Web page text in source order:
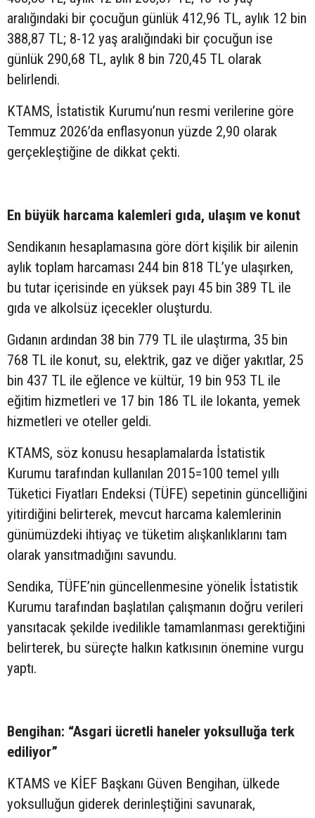
aralığındaki bir çocuğun günlük 412,96 TL, aylık 12 bin
388,87 TL; 8-12 yaş aralığındaki bir çocuğun ise
günlük 290,68 TL, aylık 8 bin 720,45 TL olarak
belirlendi.
KTAMS, İstatistik Kurumu’nun resmi verilerine göre
Temmuz 2026’da enflasyonun yüzde 2,90 olarak
gerçekleştiğine de dikkat çekti.
En büyük harcama kalemleri gıda, ulaşım ve konut
Sendikanın hesaplamasına göre dört kişilik bir ailenin
aylık toplam harcaması 244 bin 818 TL’ye ulaşırken,
bu tutar içerisinde en yüksek payı 45 bin 389 TL ile
gıda ve alkolsüz içecekler oluşturdu.
Gıdanın ardından 38 bin 779 TL ile ulaştırma, 35 bin
768 TL ile konut, su, elektrik, gaz ve diğer yakıtlar, 25
bin 437 TL ile eğlence ve kültür, 19 bin 953 TL ile
eğitim hizmetleri ve 17 bin 186 TL ile lokanta, yemek
hizmetleri ve oteller geldi.
KTAMS, söz konusu hesaplamalarda İstatistik
Kurumu tarafından kullanılan 2015=100 temel yıllı
Tüketici Fiyatları Endeksi (TÜFE) sepetinin güncelliğini
yitirdiğini belirterek, mevcut harcama kalemlerinin
günümüzdeki ihtiyaç ve tüketim alışkanlıklarını tam
olarak yansıtmadığını savundu.
Sendika, TÜFE’nin güncellenmesine yönelik İstatistik
Kurumu tarafından başlatılan çalışmanın doğru verileri
yansıtacak şekilde ivedilikle tamamlanması gerektiğini
belirterek, bu süreçte halkın katkısının önemine vurgu
yaptı.
Bengihan: “Asgari ücretli haneler yoksulluğa terk
ediliyor”
KTAMS ve KİEF Başkanı Güven Bengihan, ülkede
yoksulluğun giderek derinleştiğini savunarak,